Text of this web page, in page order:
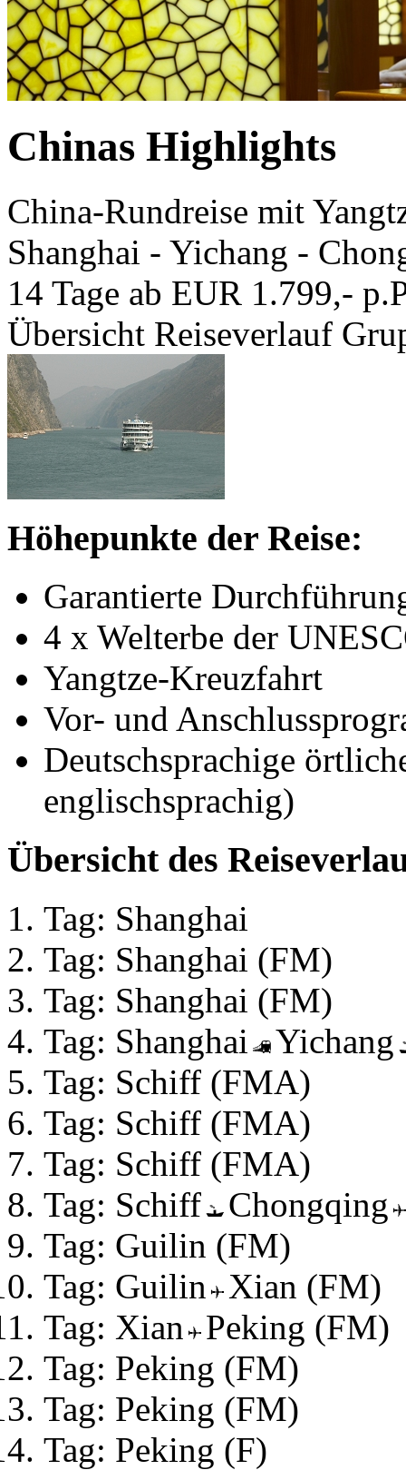
Chinas Highlights
China-Rundreise mit
Shanghai - Yichang -
14 Tage ab EUR 1.799,-
Übersicht Reiseverlauf
Höhepunkte der Reise:
Garantierte
4 x Welterbe der
Yangtze-Kreuzfahrt
Vor- und
Deutschsprachige
englischsprachig)
Übersicht des
Tag: Shanghai
Tag: Shanghai (FM)
Tag: Shanghai (FM)
Tag: Shanghai
Yichang
Tag: Schiff (FMA)
Tag: Schiff (FMA)
Tag: Schiff (FMA)
Tag: Schiff
Chongqing
Tag: Guilin (FM)
Tag: Guilin
Xian (FM)
Tag: Xian
Peking (FM)
Tag: Peking (FM)
Tag: Peking (FM)
Tag: Peking (F)